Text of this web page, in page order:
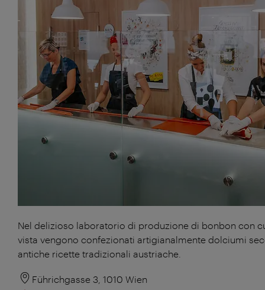
Nel delizioso laboratorio di produzione di bonbon con
vista vengono confezionati artigianalmente dolciumi
antiche ricette tradizionali austriache.
Führichgasse 3, 1010 Wien